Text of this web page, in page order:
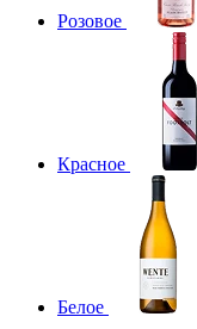
Розовое
Красное
Белое